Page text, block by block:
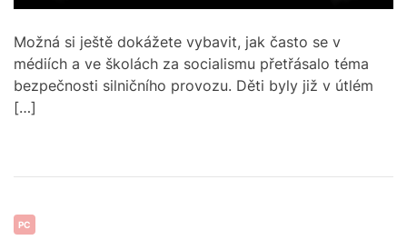
t
m
e
Možná si ještě dokážete vybavit, jak často se v
médiích a ve školách za socialismu přetřásalo téma
bezpečnosti silničního provozu. Děti byly již v útlém
[…]
C
PC